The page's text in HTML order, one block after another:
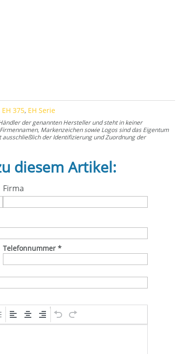
EH 375, EH Serie
der genannten Hersteller und steht in keiner
Markenzeichen sowie Logos sind das Eigentum
der Identifizierung und Zuordnung der
diesem Artikel:
Firma
Telefonnummer *